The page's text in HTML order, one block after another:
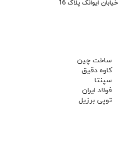
ساخت چین
کاوه دقیق
سپنتا
فولاد ایران
توپی برزیل